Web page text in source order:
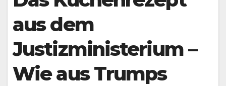
aus dem
Justizministerium –
Wie aus Trumps